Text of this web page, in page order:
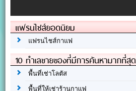
แฟรนไชส์ยอดนิยม
แฟรนไชส์กาแฟ
10 ทำเลขายของที่มีการค้นหามากที่สุด
พื้นที่เช่าโลตัส
พื้นที่ให้เช่าร้านกาแฟ